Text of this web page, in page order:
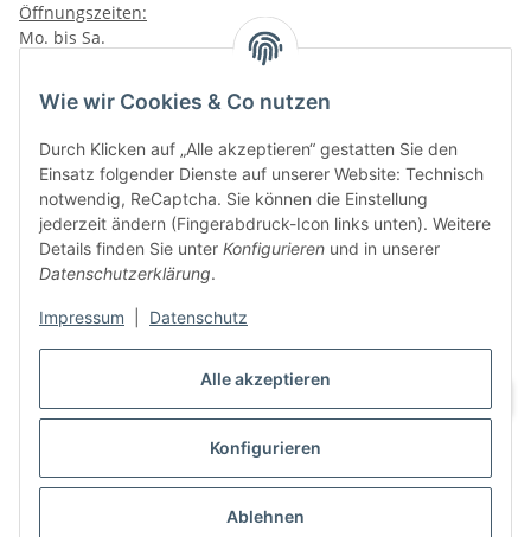
Alle akzeptieren
Konfigurieren
Ablehnen
Wie wir Cookies & Co nutzen
Durch Klicken auf „Alle akzeptieren“ gestatten Sie den
Einsatz folgender Dienste auf unserer Website: Technisch
notwendig, ReCaptcha. Sie können die Einstellung
jederzeit ändern (Fingerabdruck-Icon links unten). Weitere
Details finden Sie unter Konfigurieren und in unserer
Datenschutzerklärung.
Impressum Datenschutz
Öffnungszeiten:
Mo. bis Sa.
VAPERZ Vellmar
Lange Wender 7
34246 Vellmar
Zu Google Maps
Tel.: 0561 9885 9996
Mo. bis Sa.
10:00 - 19:00Uhr
Vertrag widerrufen